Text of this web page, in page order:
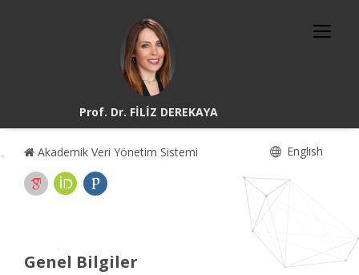
Prof. Dr. FİLİZ DEREKAYA
Akademik Veri Yönetim Sistemi English
Genel Bilgiler